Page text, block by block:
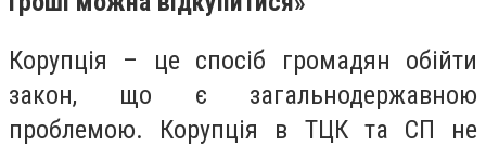
Корупція – це спосіб громадян обійти
закон, що є загальнодержавною
проблемою. Корупція в ТЦК та СП не